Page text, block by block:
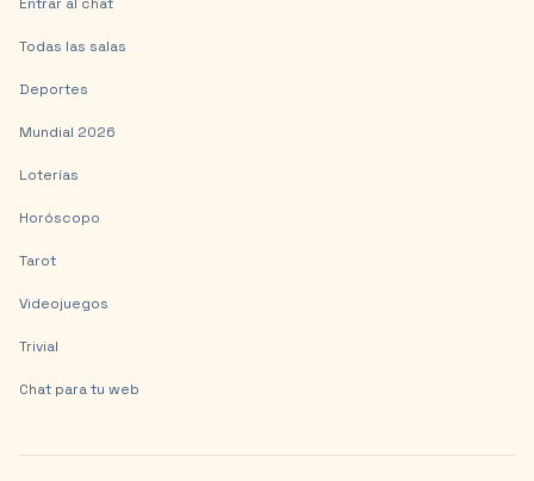
Todas las salas
Deportes
Mundial 2026
Loterías
Horóscopo
Tarot
Videojuegos
Trivial
Chat para tu web